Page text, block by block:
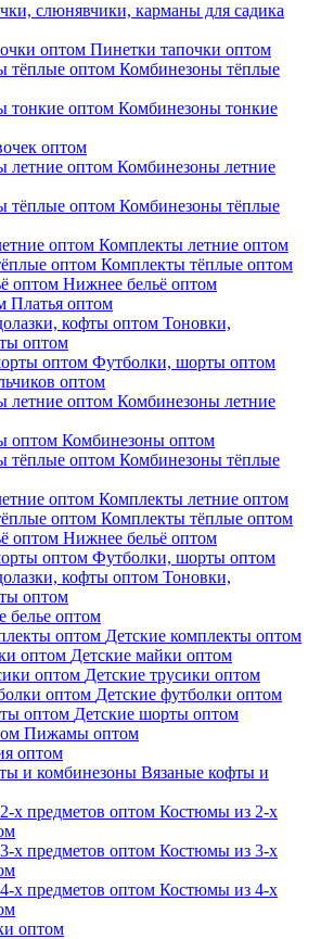
слюнявчики, карманы для садика
Пинетки тапочки оптом
Комбинезоны тёплые
Комбинезоны тонкие
оптом
Комбинезоны летние
Комбинезоны тёплые
Комплекты летние оптом
Комплекты тёплые оптом
Нижнее бельё оптом
Платья оптом
Тоновки,
оптом
Футболки, шорты оптом
оптом
Комбинезоны летние
Комбинезоны оптом
Комбинезоны тёплые
Комплекты летние оптом
Комплекты тёплые оптом
Нижнее бельё оптом
Футболки, шорты оптом
Тоновки,
оптом
белье оптом
Детские комплекты оптом
Детские майки оптом
Детские трусики оптом
Детские футболки оптом
Детские шорты оптом
Пижамы оптом
оптом
Вязаные кофты и
Костюмы из 2-х
Костюмы из 3-х
Костюмы из 4-х
оптом